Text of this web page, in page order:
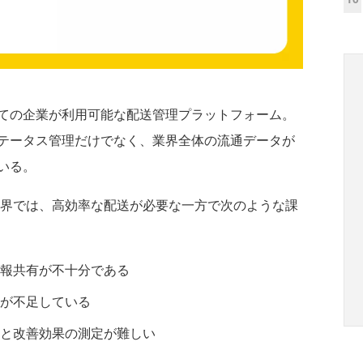
企業が利用可能な配送管理プラットフォーム。
ータス管理だけでなく、業界全体の流通データが
。
は、高効率な配送が必要な一方で次のような課
共有が不十分である
不足している
改善効果の測定が難しい